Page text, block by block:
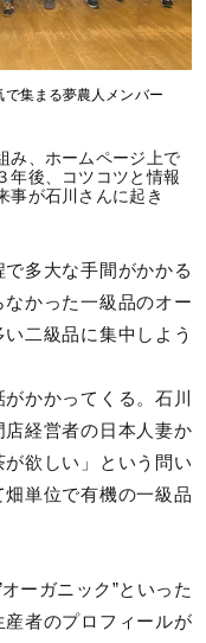
集まる夢農⼈メンバー
み、ホームページ上で
年後、コツコツと情報
事が石川さんに起き
多大な手間がかかる
かった一級品のオー
二級品に集中しよう
かかってくる。石川
経営者の日本人妻か
欲しい」という問い
単位で有機の一級品
ーガニック”といった
者のプロフィールが